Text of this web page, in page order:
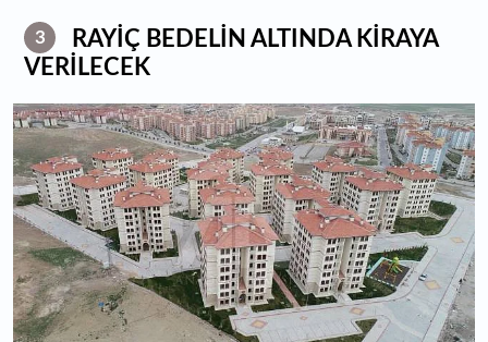
3
RAYİÇ BEDELİN ALTINDA KİRAYA
VERİLECEK